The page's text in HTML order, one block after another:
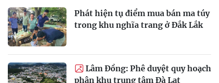
Phát hiện tụ điểm mua bán ma túy
trong khu nghĩa trang ở Đắk Lắk
Lâm Đồng: Phê duyệt quy hoạch
phân khu trung tâm Đà Lạt